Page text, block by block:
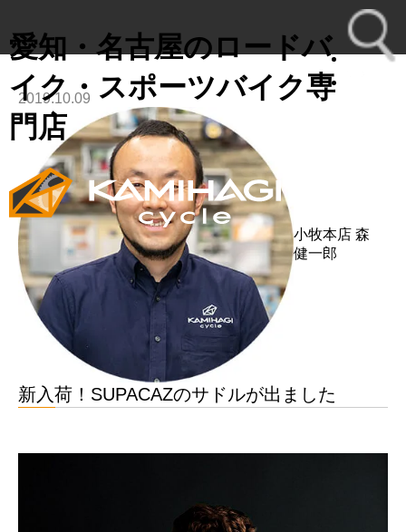
愛知・名古屋のロードバ
イク・スポーツバイク専
門店
2019.10.09
小牧本店森
健一郎
新入荷！SUPACAZのサドルが出ました